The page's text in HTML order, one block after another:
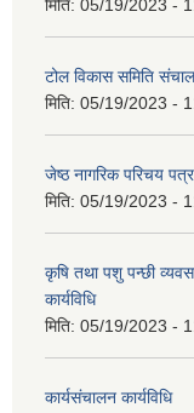
मिति: 05/19/2023 -
टोल विकास समिति
मिति: 05/19/2023 -
जेष्ठ नागरिक परिचय पत्र
मिति: 05/19/2023 -
कृषि तथा पशु पन्छी
कार्यविधि
मिति: 05/19/2023 -
कार्यसंचालन कार्यविधि